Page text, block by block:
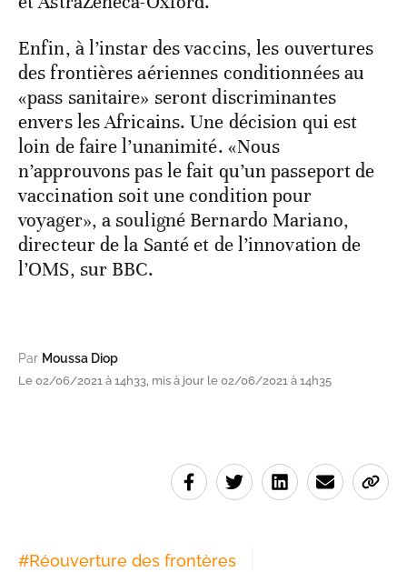
Enfin, à l’instar des vaccins, les ouvertures
des frontières aériennes conditionnées au
«pass sanitaire» seront discriminantes
envers les Africains. Une décision qui est
loin de faire l’unanimité. «Nous
n’approuvons pas le fait qu’un passeport de
vaccination soit une condition pour
voyager», a souligné Bernardo Mariano,
directeur de la Santé et de l’innovation de
l’OMS, sur BBC.
Par Moussa Diop
Le 02/06/2021 à 14h33, mis à jour le 02/06/2021 à 14h35
#Réouverture des frontères